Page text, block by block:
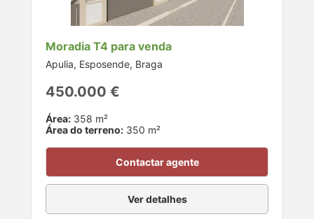
Moradia T4 para venda
Apulia, Esposende, Braga
450.000 €
Área: 358 m²
Área do terreno: 350 m²
Contactar agente
Ver detalhes